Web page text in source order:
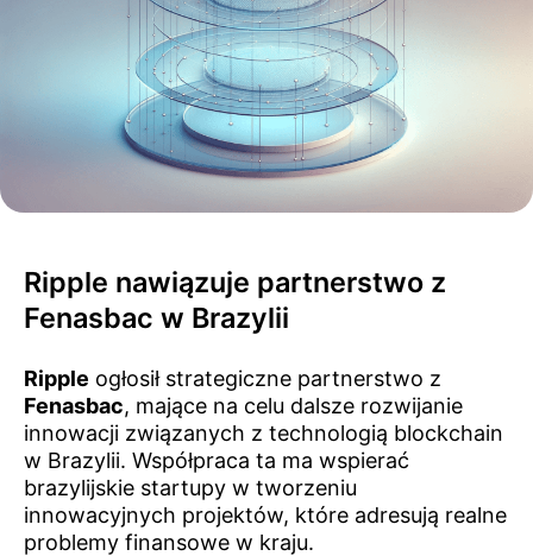
Ripple nawiązuje partnerstwo z
Fenasbac w Brazylii
Ripple ogłosił strategiczne partnerstwo z
Fenasbac, mające na celu dalsze rozwijanie
innowacji związanych z technologią blockchain
w Brazylii. Współpraca ta ma wspierać
brazylijskie startupy w tworzeniu
innowacyjnych projektów, które adresują realne
problemy finansowe w kraju.